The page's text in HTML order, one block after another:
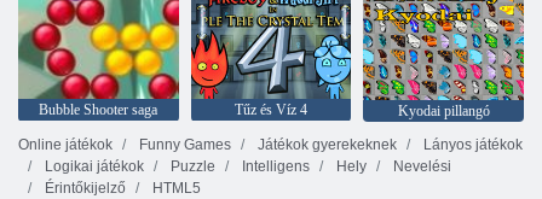
Bubble Shooter saga Tűz és Víz 4
Kyodai pillangó
Online játékok
Funny Games Játékok gyerekeknek
Lányos játékok
Logikai játékok
Puzzle Intelligens Hely
Nevelési
Érintőkijelző
HTML5